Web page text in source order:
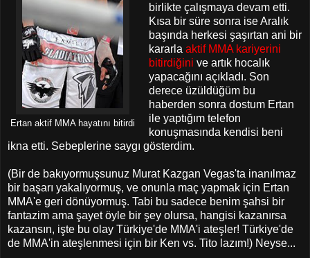
Ertan aktif MMA hayatını bitirdi
birlikte çalışmaya devam etti.
Kısa bir süre sonra ise Aralık
başında herkesi şaşırtan ani bir
kararla aktif MMA kariyerini
bitirdiğini ve artık hocalık
yapacağını açıkladı. Son
derece üzüldüğüm bu
haberden sonra dostum Ertan
ile yaptığım telefon
konuşmasında kendisi beni
ikna etti. Sebeplerine saygı gösterdim.
(Bir de bakıyormuşsunuz Murat Kazgan Vegas'ta inanılmaz
bir başarı yakalıyormuş, ve onunla maç yapmak için Ertan
MMA'e geri dönüyormuş. Tabi bu sadece benim şahsi bir
fantazim ama şayet öyle bir şey olursa, hangisi kazanırsa
kazansın, işte bu olay Türkiye'de MMA'i ateşler! Türkiye'de
de MMA'in ateşlenmesi için bir Ken vs. Tito lazım!) Neyse...